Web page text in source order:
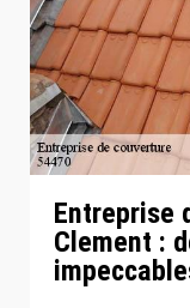
Entreprise
Clement :